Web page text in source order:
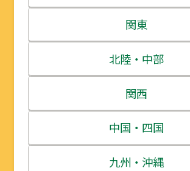
北海道
青森県
岩手県
宮城県
秋田県
関東
茨城県
栃木県
群馬県
埼玉県
北陸・中部
新潟県
富山県
石川県
関西
三重県
滋賀県
中国・四国
鳥取県
九州・沖縄